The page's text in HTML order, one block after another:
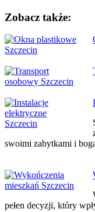
Zobacz także:
swoimi zabytkami i
pełen decyzji, który
Nawigacja
wpisu